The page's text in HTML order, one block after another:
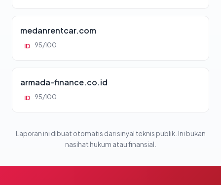
medanrentcar.com
ID 95/100
armada-finance.co.id
ID 95/100
Laporan ini dibuat otomatis dari sinyal teknis publik. Ini bukan
nasihat hukum atau finansial.